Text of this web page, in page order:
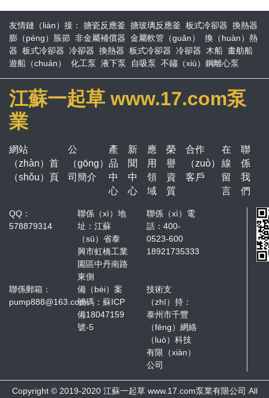
友情鏈（liàn）接： 搪瓷反應釜 搪玻璃反應釜 板式冷卻器 換熱器
膨（péng）脹節 非金屬補償器 金屬軟管（guǎn）
換（huàn）熱
器 板式冷卻器 冷卻器 換熱器 板式冷卻器 冷卻器 木船 畫舫船
遊船（chuán）
化工泵 液下泵 自吸泵 不鏽（xiù）鋼離心泵
江蘇一起草 www.17.com泵
業
網站
（zhàn）首
（shǒu）頁
公
（gōng）
司簡介
產
品
中
心
新
聞
中
心
應
用
領
域
榮
譽
資
質
合作
（zuò）
客戶
在
線
留
言
聯
係
我
們
QQ：
578879314
聯係（xì）地
址：江蘇
（sū）省泰
興市虹橋工業
園區中丹南路
東側
聯係（xì）電
話：400-
0523-600
18921735333
聯係郵箱：
pump888@163.com
備（bèi）案
號碼：蘇ICP
備18047159
號-5
技術支
（zhī）持：
泰州市千豐
（fēng）網絡
（luò）科技
有限（xiàn）
公司
Copyright © 2019-2020 江蘇一起草 www.17.com泵業有限公司 All